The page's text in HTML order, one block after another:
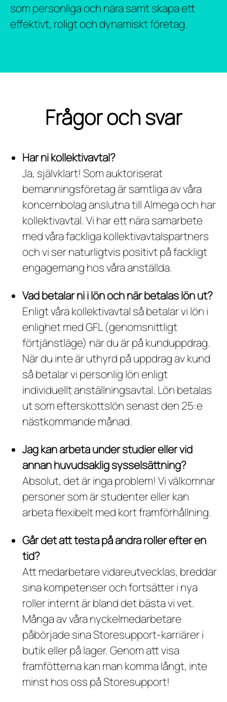
som personliga och nära samt skapa ett
effektivt, roligt och dynamiskt företag.
Frågor och svar
Har ni kollektivavtal?
Ja, självklart! Som auktoriserat
bemanningsföretag är samtliga av våra
koncernbolag anslutna till Almega och har
kollektivavtal. Vi har ett nära samarbete
med våra fackliga kollektivavtalspartners
och vi ser naturligtvis positivt på fackligt
engagemang hos våra anställda.
Vad betalar ni i lön och när betalas lön ut?
Enligt våra kollektivavtal så betalar vi lön i
enlighet med GFL (genomsnittligt
förtjänstläge) när du är på kunduppdrag.
När du inte är uthyrd på uppdrag av kund
så betalar vi personlig lön enligt
individuellt anställningsavtal. Lön betalas
ut som efterskottslön senast den 25:e
nästkommande månad.
Jag kan arbeta under studier eller vid
annan huvudsaklig sysselsättning?
Absolut, det är inga problem! Vi välkomnar
personer som är studenter eller kan
arbeta flexibelt med kort framförhållning.
Går det att testa på andra roller efter en
tid?
Att medarbetare vidareutvecklas, breddar
sina kompetenser och fortsätter i nya
roller internt är bland det bästa vi vet.
Många av våra nyckelmedarbetare
påbörjade sina Storesupport-karriärer i
butik eller på lager. Genom att visa
framfötterna kan man komma långt, inte
minst hos oss på Storesupport!